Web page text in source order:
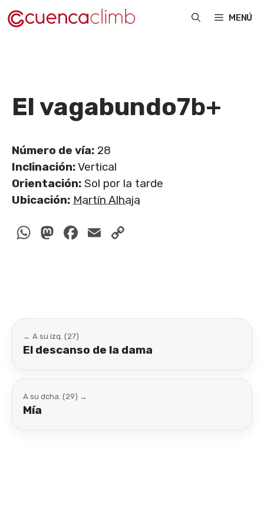
Saltar
al
MENÚ
El vagabundo7b+
Número de vía: 28
Inclinación:Vertical
Orientación: Sol por la tarde
Ubicación: Martín Alhaja
WhatsApp
Mastodon
Facebook
Email
← A su izq. (27)
El descanso de la dama
A su dcha. (29) →
Mía